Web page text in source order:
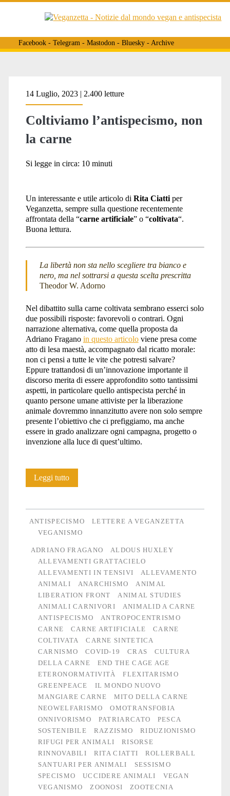
Facebook- Telegram- Mastodon- Bluesky- Archive
Tag:
<span>sessismo</span>
14 Luglio, 2023 | 2.400 letture
Coltiviamo l’antispecismo, non
la carne
Si legge in circa: 10 minuti
Un interessante e utile articolo di Rita Ciattiper
Veganzetta, sempre sulla questione recentemente
affrontata della “carne artificiale” o “coltivata“.
Buona lettura.
La libertà non sta nello scegliere tra bianco e
nero, ma nel sottrarsi a questa scelta prescritta
Theodor W. Adorno
Nel dibattito sulla carne coltivata sembrano esserci solo
due possibili risposte: favorevoli o contrari. Ogni
narrazione alternativa, come quella proposta da
Adriano Fragano in questo articoloviene presa come
atto di lesa maestà, accompagnato dal ricatto morale:
non ci pensi a tutte le vite che potresti salvare?
Eppure trattandosi di un’innovazione importante il
discorso merita di essere approfondito sotto tantissimi
aspetti, in particolare quello antispecista perché in
quanto persone umane attiviste per la liberazione
animale dovremmo innanzitutto avere non solo sempre
presente l’obiettivo che ci prefiggiamo, ma anche
essere in grado analizzare ogni campagna, progetto o
invenzione alla luce di quest’ultimo.
Leggi tuttoColtiviamo
la
carne
ANTISPECISMO
LETTERE A VEGANZETTA
VEGANISMO
ADRIANO FRAGANO
ALDOUS HUXLEY
ALLEVAMENTI GRATTACIELO
ALLEVAMENTI IN TENSIVI
ALLEVAMENTO
ANIMALI
ANARCHISMO
ANIMAL
LIBERATION FRONT
ANIMAL STUDIES
ANIMALI CARNIVORI
ANIMALID A CARNE
ANTISPECISMO
ANTROPOCENTRISMO
CARNE
CARNE ARTIFICIALE
CARNE
COLTIVATA
CARNE SINTETICA
CARNISMO
COVID-19 CRAS
CULTURA
DELLA CARNE
END THE CAGE AGE
ETERONORMATIVITÀ
FLEXITARISMO
GREENPEACE
IL MONDO NUOVO
MANGIARE CARNE
MITO DELLA CARNE
NEOWELFARISMO
OMOTRANSFOBIA
ONNIVORISMO
PATRIARCATO
PESCA
SOSTENIBILE
RAZZISMO
RIDUZIONISMO
RIFUGI PER ANIMALI
RISORSE
RINNOVABILI
RITA CIATTI
ROLLERBALL
SANTUARI PER ANIMALI
SESSISMO
SPECISMO
UCCIDERE ANIMALI
VEGAN
VEGANISMO
ZOONOSI ZOOTECNIA